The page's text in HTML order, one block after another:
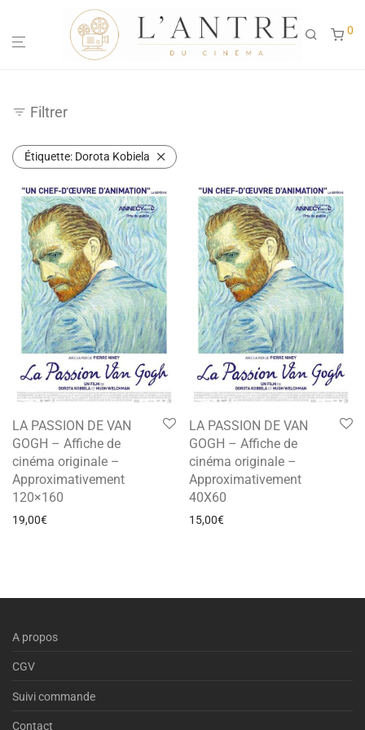
0
Filtrer
Étiquette: Dorota Kobiela
LA PASSION DE VAN
GOGH – Affiche de
cinéma originale –
Approximativement
120×160
19,00€
LA PASSION DE VAN
GOGH – Affiche de
cinéma originale –
Approximativement
40X60
15,00€
A propos
CGV
Suivi commande
Contact